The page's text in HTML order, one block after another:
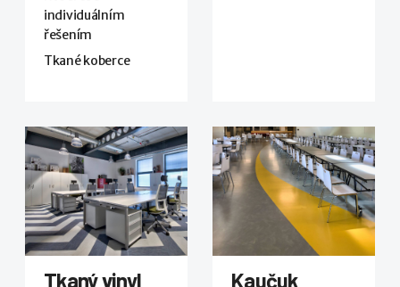
individuálním
řešením
Tkané koberce
Tkaný vinyl Kaučuk